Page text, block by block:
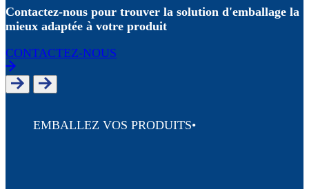
Contactez-nous pour trouver la solution d'emballage la
mieux adaptée à votre produit
CONTACTEZ-NOUS
EMBALLEZ VOS PRODUITS•